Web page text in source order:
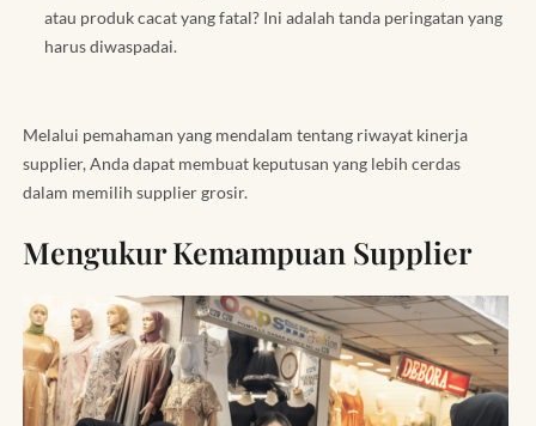
atau produk cacat yang fatal? Ini adalah tanda peringatan yang
harus diwaspadai.
Melalui pemahaman yang mendalam tentang riwayat kinerja
supplier, Anda dapat membuat keputusan yang lebih cerdas
dalam memilih supplier grosir.
Mengukur Kemampuan Supplier